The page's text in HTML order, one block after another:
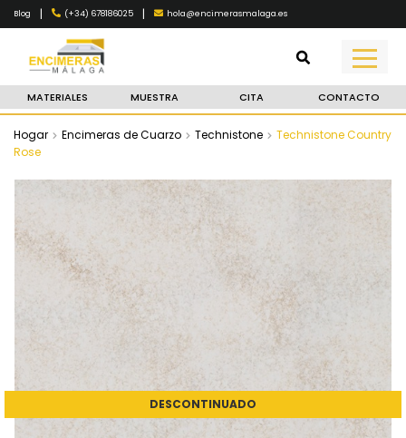
Blog | (+34) 678186025 | hola@encimerasmalaga.es
MATERIALES MUESTRA CITA CONTACTO
Hogar Encimeras de Cuarzo Technistone
Technistone Country
Rose
DESCONTINUADO